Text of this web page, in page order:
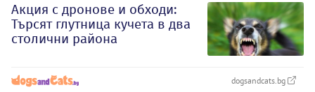
Акция с дронове и обходи:
Търсят глутница кучета в два
столични района
dogsandcats.bg